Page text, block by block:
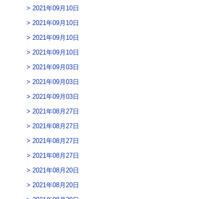
2021年09月10日
2021年09月10日
2021年09月10日
2021年09月10日
2021年09月03日
2021年09月03日
2021年09月03日
2021年08月27日
2021年08月27日
2021年08月27日
2021年08月27日
2021年08月20日
2021年08月20日